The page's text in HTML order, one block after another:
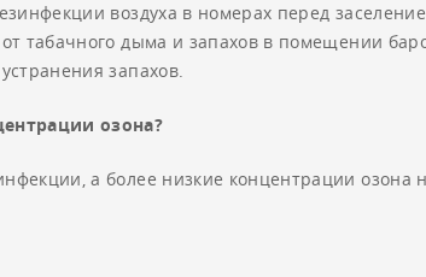
воздуха в номерах перед
табачного дыма и запахов в помещении
запахов.
озона?
а более низкие концентрации озона